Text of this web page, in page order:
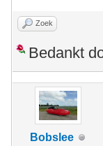
Zoek
Bedankt
Bobslee